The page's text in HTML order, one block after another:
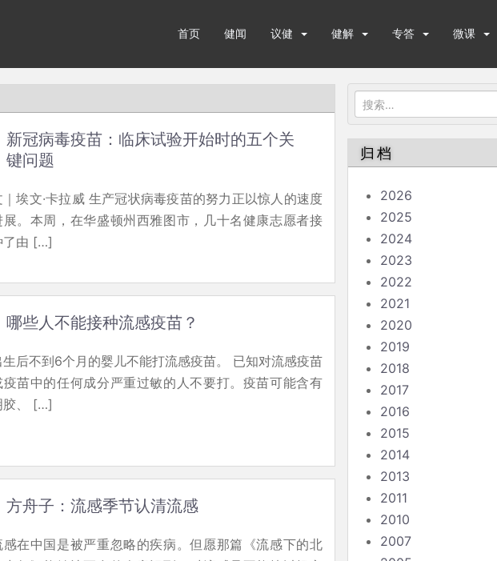
首页 健闻 议健 健解 专答 微课
搜
索：
新冠病毒疫苗：临床试验开始时的五个关
键问题
｜埃文·卡拉威 生产冠状病毒疫苗的努力正以惊人的速度
展。本周，在华盛顿州西雅图市，几十名健康志愿者接
了由 […]
哪些人不能接种流感疫苗？
生后不到6个月的婴儿不能打流感疫苗。 已知对流感疫苗
疫苗中的任何成分严重过敏的人不要打。疫苗可能含有
胶、 […]
方舟子：流感季节认清流感
感在中国是被严重忽略的疾病。但愿那篇《流感下的北
归档
2026
2025
2024
2023
2022
2021
2020
2019
2018
2017
2016
2015
2014
2013
2011
2010
2007